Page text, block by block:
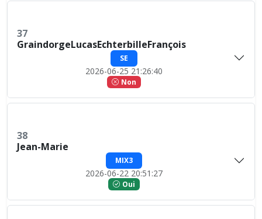
37
GraindorgeLucasEchterbilleFrançois
SE
2026-06-25 21:26:40
Non
38
Jean-Marie
MIX3
2026-06-22 20:51:27
Oui